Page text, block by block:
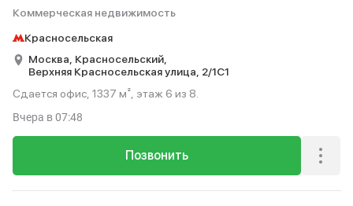
Коммерческая недвижимость
Красносельская
Москва, Красносельский,
Верхняя Красносельская улица, 2/1С1
Сдается офис, 1337 м², этаж 6 из 8.
Позвонить
Вчера в 07:48